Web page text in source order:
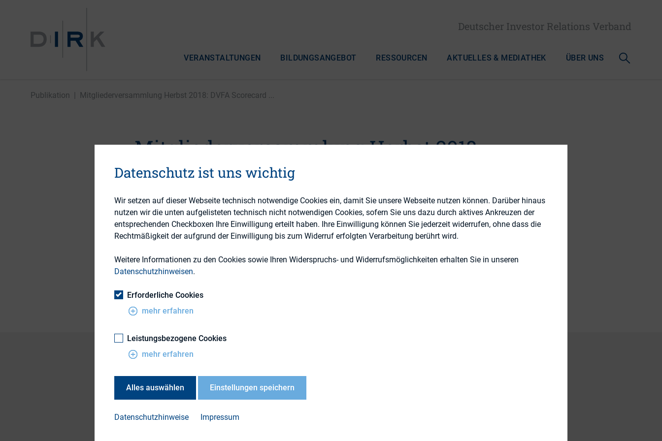
Deutscher Investor Relations Verband
VERANSTALTUNGEN BILDUNGSANGEBOT RESSOURCEN AKTUELLES & MEDIATHEK ÜBER UNS
Publikation Mitgliederversammlung Herbst 2018: DVFA Scorecard ...
Mitgliederversammlung Herbst 2018:
DVFA Scorecard for Corporate
Governance
19. Oktober 2018
DOWNLOAD
DVFA Scorecard for
Corporate Governance
Datenschutz ist uns wichtig
Wir setzen auf dieser Webseite technisch notwendige Cookies ein, damit Sie unsere Webseite nutzen können. Darüber hinaus
nutzen wir die unten aufgelisteten technisch nicht notwendigen Cookies, sofern Sie uns dazu durch aktives Ankreuzen der
entsprechenden Checkboxen Ihre Einwilligung erteilt haben. Ihre Einwilligung können Sie jederzeit widerrufen, ohne dass die
Rechtmäßigkeit der aufgrund der Einwilligung bis zum Widerruf erfolgten Verarbeitung berührt wird.
Weitere Informationen zu den Cookies sowie Ihren Widerspruchs- und Widerrufsmöglichkeiten erhalten Sie in unseren
Datenschutzhinweisen.
Erforderliche Cookies
mehr erfahren
Leistungsbezogene Cookies
mehr erfahren
Alles auswählen Einstellungen speichern
Datenschutzhinweise Impressum